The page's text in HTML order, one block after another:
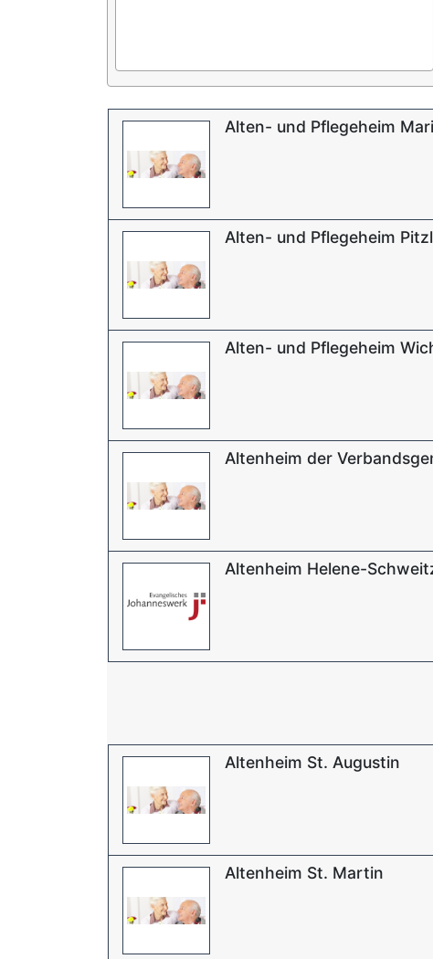
Alten- und Pflegeheim
Alten- und Pflegeheim
Alten- und Pflegeheim
Altenheim der
Altenheim Helene-
Altenheim St. Augustin
Altenheim St. Martin